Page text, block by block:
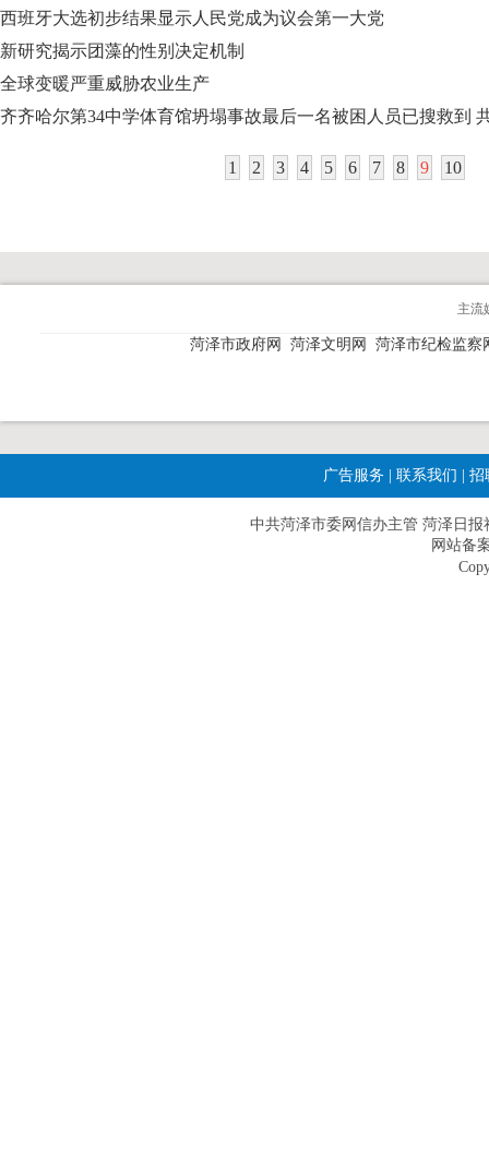
西班牙大选初步结果显示人民党成为议会第一大党
新研究揭示团藻的性别决定机制
全球变暖严重威胁农业生产
齐齐哈尔第34中学体育馆坍塌事故最后一名被困人员已搜救到
1 2 3 4 5 6 7 8 9 10
主流
菏泽市政府网 菏泽文明网 菏泽市纪检监
广告服务 联系我们 招
中共菏泽市委网信办主管 菏泽日报
网站备